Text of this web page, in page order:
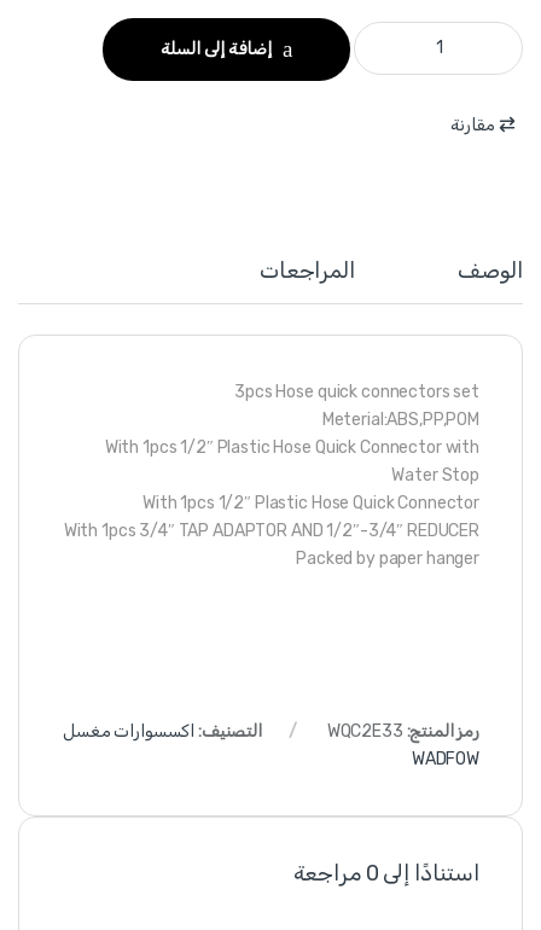
WQC2E33 - وصلة مغسل سيارات طقم 3 قطع ماركة WADFOW quantity
إضافة إلى السلة
مقارنة
الوصف المراجعات
3pcs Hose quick connectors set
Meterial:ABS,PP,POM
With 1pcs 1/2″ Plastic Hose Quick Connector with
Water Stop
With 1pcs 1/2″ Plastic Hose Quick Connector
With 1pcs 3/4″ TAP ADAPTOR AND 1/2″-3/4″ REDUCER
Packed by paper hanger
رمز المنتج: WQC2E33 التصنيف: اكسسوارات مغسل
WADFOW
استنادًا إلى 0 مراجعة